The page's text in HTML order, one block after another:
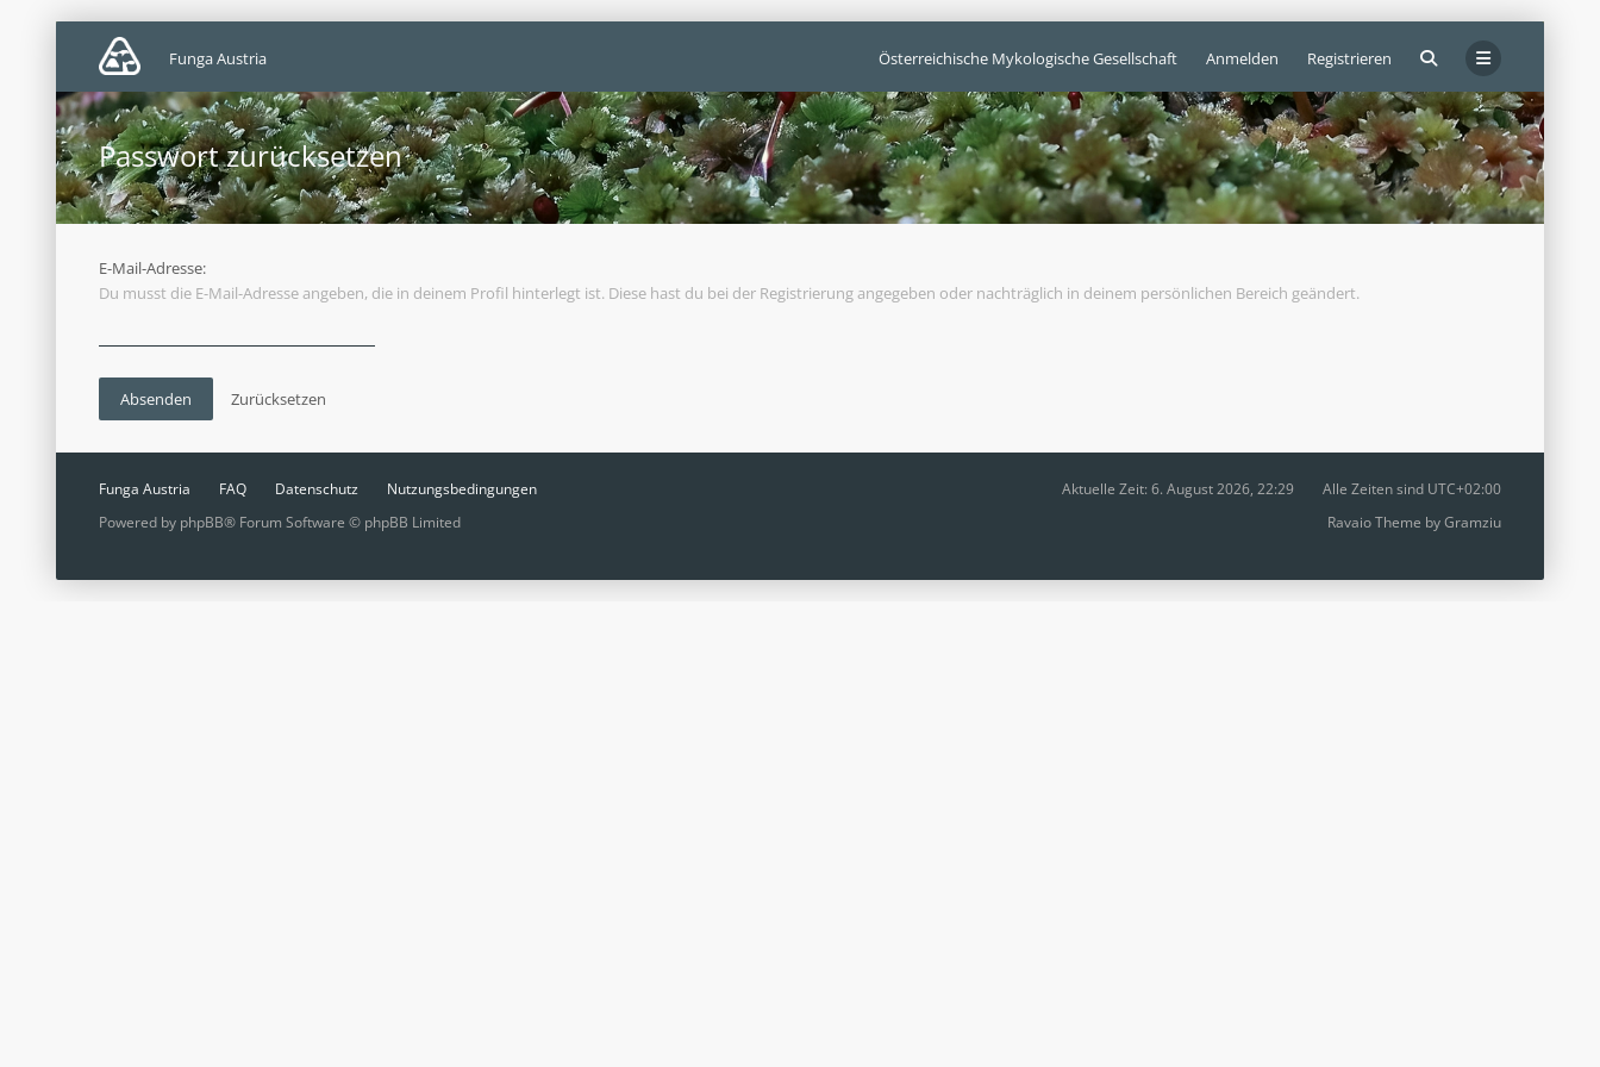
Österreichische Mykologische Gesellschaft Anmelden Registrieren
Funga Austria
Passwort zurücksetzen
E-Mail-Adresse:
Du musst die E-Mail-Adresse angeben, die in deinem Profil hinterlegt ist. Diese hast du bei der Registrierung angegeben oder nachträglich in deinem persönlichen Bereich geändert.
Funga Austria FAQ Datenschutz Nutzungsbedingungen Alle Zeiten sind UTC+02:00
Aktuelle Zeit: 6. August 2026, 22:29
Powered by phpBB® Forum Software © phpBB Limited Ravaio Theme byGramziu